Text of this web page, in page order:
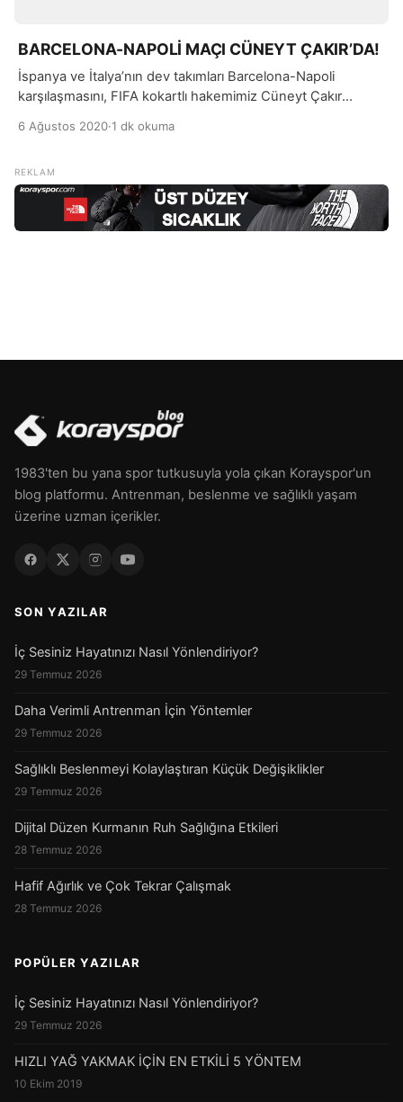
BARCELONA-NAPOLİ MAÇI CÜNEYT ÇAKIR’DA!
İspanya ve İtalya’nın dev takımları Barcelona-Napoli
karşılaşmasını, FIFA kokartlı hakemimiz Cüneyt Çakır
6 Ağustos 2020·1 dk okuma
1983'ten bu yana spor tutkusuyla yola çıkan Korayspor'un
blog platformu. Antrenman, beslenme ve sağlıklı yaşam
üzerine uzman içerikler.
SON YAZILAR
İç Sesiniz Hayatınızı Nasıl Yönlendiriyor?
29 Temmuz 2026
Daha Verimli Antrenman İçin Yöntemler
29 Temmuz 2026
Sağlıklı Beslenmeyi Kolaylaştıran Küçük Değişiklikler
29 Temmuz 2026
Dijital Düzen Kurmanın Ruh Sağlığına Etkileri
28 Temmuz 2026
Hafif Ağırlık ve Çok Tekrar Çalışmak
28 Temmuz 2026
POPÜLER YAZILAR
İç Sesiniz Hayatınızı Nasıl Yönlendiriyor?
29 Temmuz 2026
HIZLI YAĞ YAKMAK İÇİN EN ETKİLİ 5 YÖNTEM
10 Ekim 2019